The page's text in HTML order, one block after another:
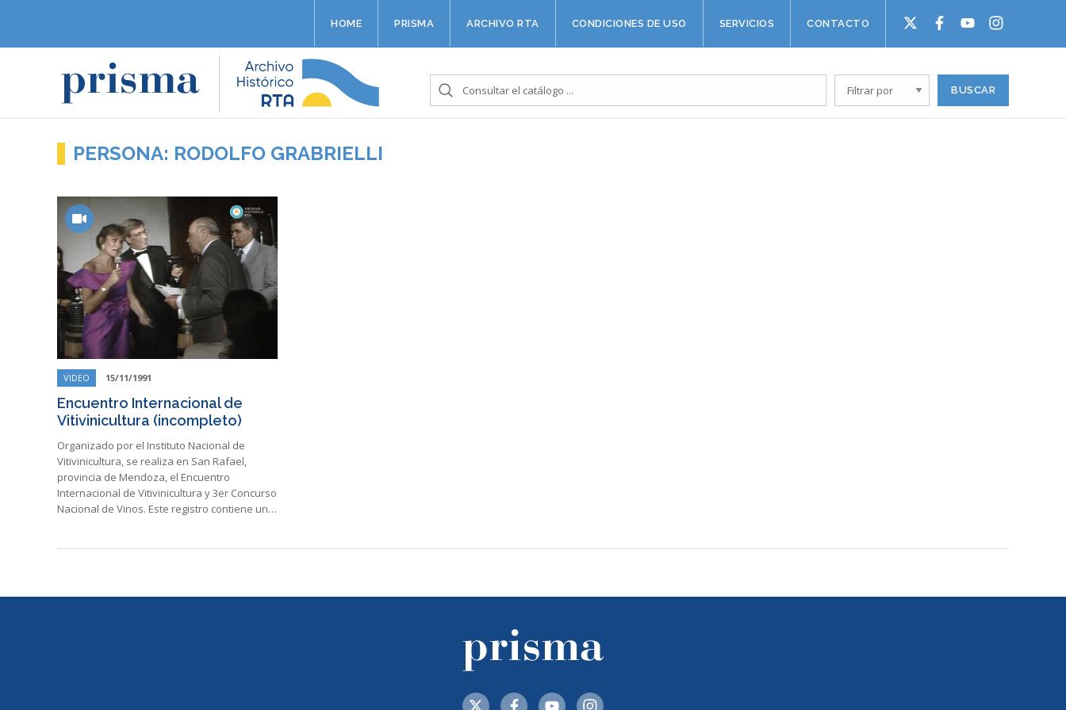
HOME PRISMA ARCHIVO RTA CONDICIONES DE USO SERVICIOS CONTACTO
PERSONA: RODOLFO GRABRIELLI
VIDEO 15/11/1991
Encuentro Internacional de
Vitivinicultura (incompleto)
Organizado por el Instituto Nacional de
Vitivinicultura, se realiza en San Rafael,
provincia de Mendoza, el Encuentro
Internacional de Vitivinicultura y 3er Concurso
Nacional de Vinos. Este registro contiene un…